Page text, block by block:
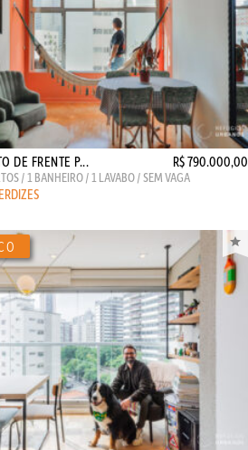
DE FRENTE P... R$ 790.000,00
/ 1 BANHEIRO / 1 LAVABO / SEM VAGA